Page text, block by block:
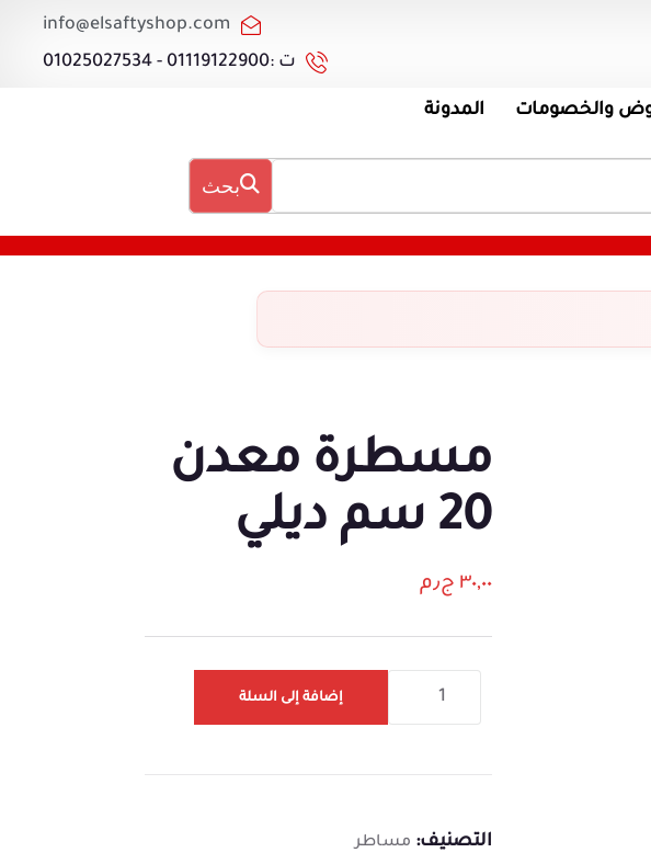
info@elsaftyshop.com
ت :01119122900 - 01025027534
والخصومات المدونة
بحث
مسطرة معدن
20 سم ديلي
٣٠,٠٠ ج٫م
إضافة إلى السلة
التصنيف: مساطر